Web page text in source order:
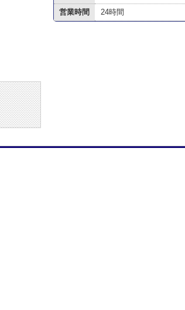
営業時間
24時間